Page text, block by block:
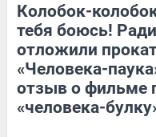
Колобок-
тебя боюсь!
отложили
«Человека-
отзыв о фильме
«человека-